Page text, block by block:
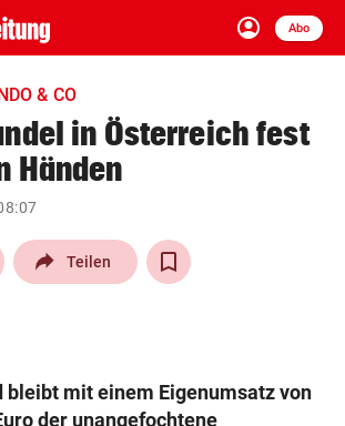
account_circle
Anmelden
Abo
close Schließen
arrow_right
& CO
in Österreich fest
Händen
Teilen
bleibt mit einem Eigenumsatz von
der unangefochtene